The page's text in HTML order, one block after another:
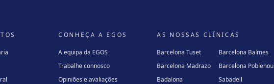
CONHEÇA A EGOS
A equipa da EGOS
Trabalhe connosco
Opiniões e avaliações
AS NOSSAS CLÍNICAS
Barcelona Tuset Barcelona Balmes
Barcelona Madrazo
Barcelona Poblenou
Badalona
Sabadell